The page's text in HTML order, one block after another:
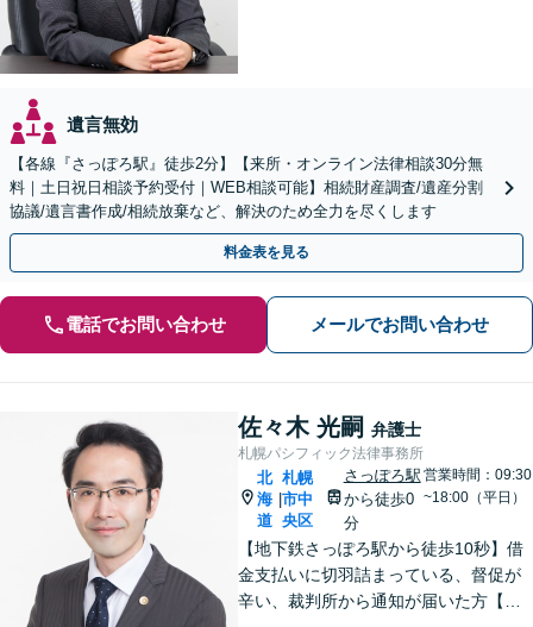
遺言無効
【各線『さっぽろ駅』徒歩2分】【来所・オンライン法律相談30分無
料｜土日祝日相談予約受付｜WEB相談可能】相続財産調査/遺産分割
協議/遺言書作成/相続放棄など、解決のため全力を尽くします
料金表を見る
電話でお問い合わせ メールでお問い合わせ
佐々木 光嗣 弁護士
札幌パシフィック法律事務所
北
海
道
札幌
市中
央区
さっぽろ駅
から徒歩0
分
営業時間：09:30
~18:00（平日）
【地下鉄さっぽろ駅から徒歩10秒】借
金支払いに切羽詰まっている、督促が
辛い、裁判所から通知が届いた方【相